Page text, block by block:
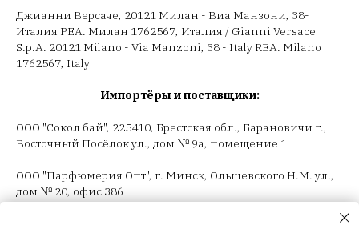
Джианни Версаче, 20121 Милан - Виа Манзони, 38-
Италия РЕА. Милан 1762567, Италия / Gianni Versace
S.p.A. 20121 Milano - Via Manzoni, 38 - Italy REA. Milano
1762567, Italy
Импортёры и поставщики:
ООО "Сокол бай", 225410, Брестская обл., Барановичи г.,
Восточный Посёлок ул., дом № 9а, помещение 1
ООО "Парфюмерия Опт", г. Минск, Ольшевского Н.М. ул.,
дом № 20, офис 386